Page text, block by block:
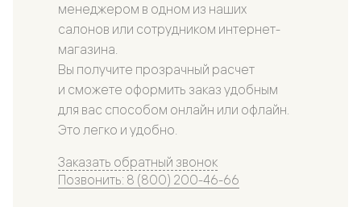
менеджером в одном из наших
салонов или сотрудником интернет-
магазина.
Вы получите прозрачный расчет
и сможете оформить заказ удобным
для вас способом онлайн или офлайн.
Это легко и удобно.
Заказать обратный звонок
Позвонить: 8 (800) 200-46-66